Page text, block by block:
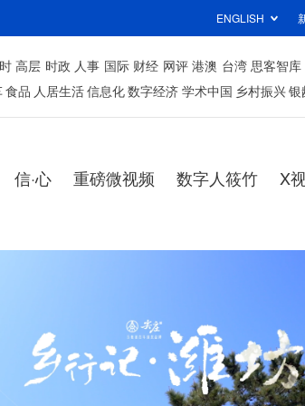
ENGLISH
高层 时政 人事 国际 财经 网评 港澳 台湾 思客智库
食品 人居生活信息化数字经济 学术中国 乡村振兴银
信·心 重磅微视频 数字人筱竹 X